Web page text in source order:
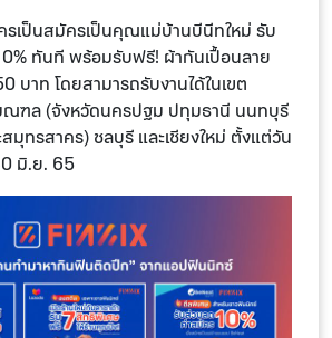
เป็นสมัครเป็นคุณแม่บ้านบีนีทใหม่ รับ
ทันที พร้อมรับฟรี! ผ้ากันเปื้อนลาย
บาท โดยสามารถรับงานได้ในเขต
ณฑล (จังหวัดนครปฐม ปทุมธานี นนทบุรี
มุทรสาคร) ชลบุรี และเชียงใหม่ ตั้งแต่วัน
มิ.ย. 65